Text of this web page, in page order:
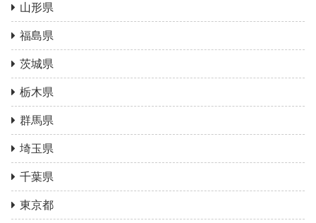
山形県
福島県
茨城県
栃木県
群馬県
埼玉県
千葉県
東京都